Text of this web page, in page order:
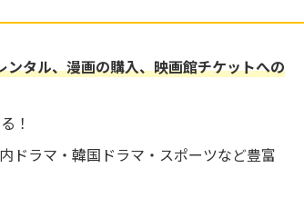
ンタル、漫画の購入、映画館チケットへの
！
ドラマ・韓国ドラマ・スポーツなど豊富